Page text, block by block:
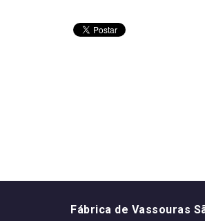
Fábrica de Vassouras